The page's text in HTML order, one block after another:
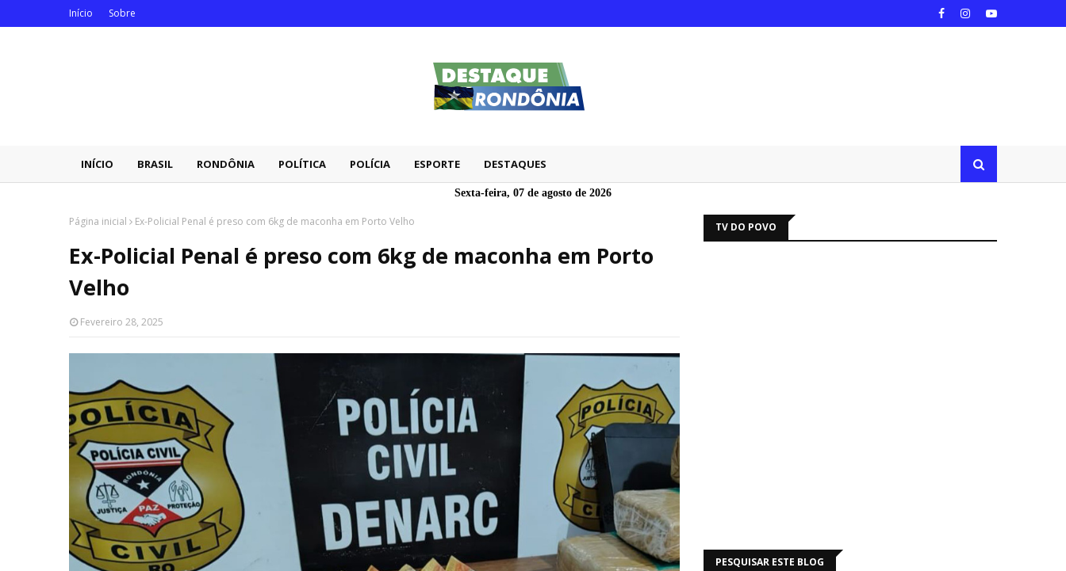
Início Sobre
INÍCIO BRASIL RONDÔNIA POLÍTICA POLÍCIA ESPORTE DESTAQUES
Sexta-feira, 07 de agosto de 2026
Página inicial Ex-Policial Penal é preso com 6kg de maconha em Porto Velho
Ex-Policial Penal é preso com 6kg de maconha em Porto
Velho
Fevereiro 28, 2025
TV DO POVO
PESQUISAR ESTE BLOG